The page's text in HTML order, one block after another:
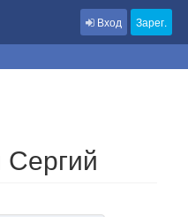
Вход Зарег.
Сергий